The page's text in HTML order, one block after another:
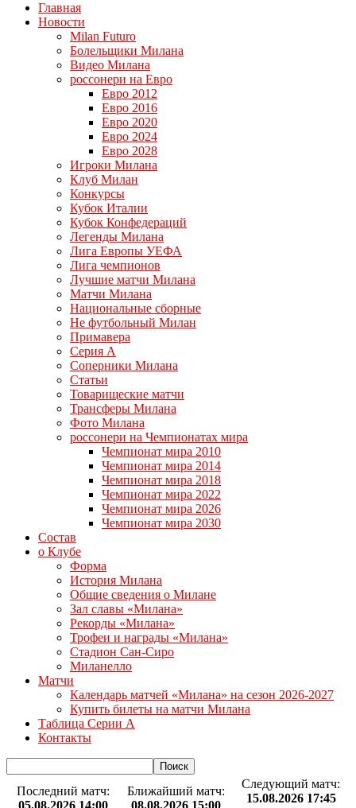
Главная
Новости
Milan Futuro
Болельщики Милана
Видео Милана
россонери на Евро
Евро 2012
Евро 2016
Евро 2020
Евро 2024
Евро 2028
Игроки Милана
Клуб Милан
Конкурсы
Кубок Италии
Кубок Конфедераций
Легенды Милана
Лига Европы УЕФА
Лига чемпионов
Лучшие матчи Милана
Матчи Милана
Национальные сборные
Не футбольный Милан
Примавера
Серия А
Соперники Милана
Статьи
Товарищеские матчи
Трансферы Милана
Фото Милана
россонери на Чемпионатах мира
Чемпионат мира 2010
Чемпионат мира 2014
Чемпионат мира 2018
Чемпионат мира 2022
Чемпионат мира 2026
Чемпионат мира 2030
Состав
о Клубе
Форма
История Милана
Общие сведения о Милане
Зал славы «Милана»
Рекорды «Милана»
Трофеи и награды «Милана»
Стадион Сан-Сиро
Миланелло
Матчи
Календарь матчей «Милана» на сезон 2026-2027
Купить билеты на матчи Милана
Таблица Серии А
Контакты
Последний матч:
05.08.2026 14:00
Ближайший матч:
08.08.2026 15:00
Следующий матч:
15.08.2026 17:45